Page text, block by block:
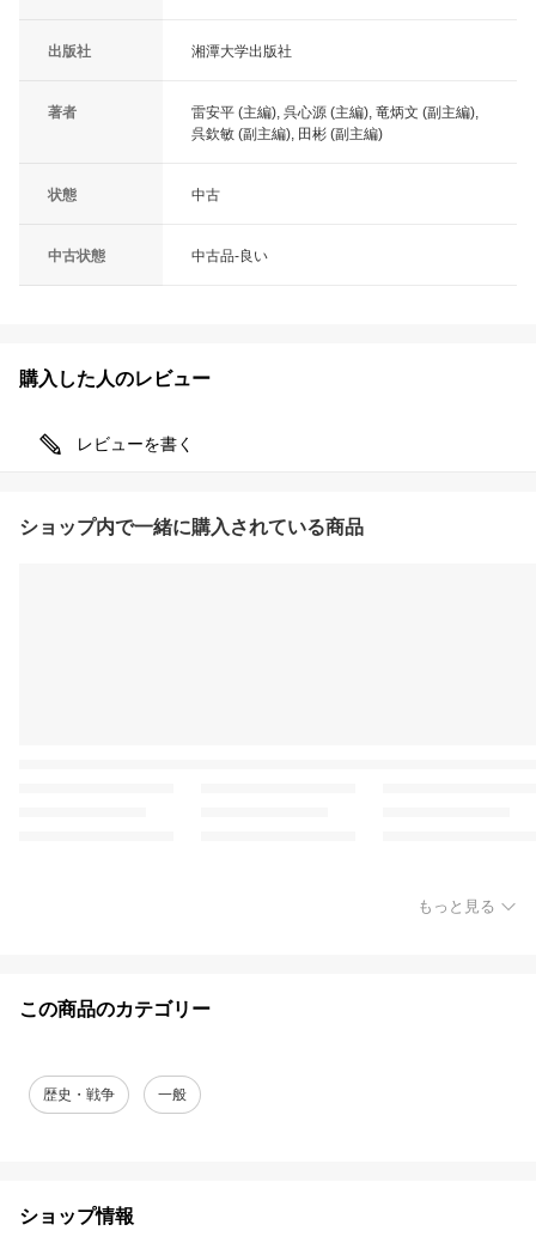
出版社 湘潭大学出版社
著者
雷安平 (主編), 呉心源 (主編), 竜炳文 (副主編),
呉欽敏 (副主編), 田彬 (副主編)
状態 中古
中古状態 中古品-良い
購入した人のレビュー
レビューを書く
ショップ内で一緒に購入されている商品
もっと見る
この商品のカテゴリー
歴史・戦争 一般
ショップ情報